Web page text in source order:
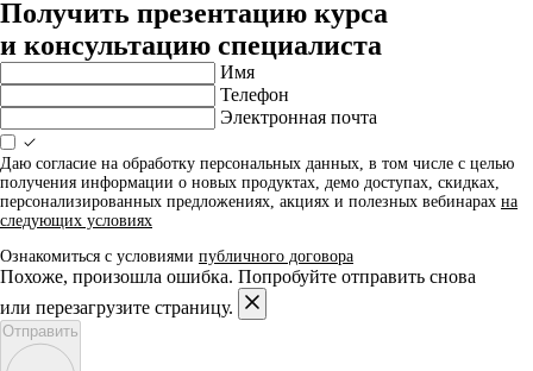
Получить презентацию курса
и консультацию специалиста
Имя
Телефон
Электронная почта
Даю согласие на обработку персональных данных, в том числе с целью
получения информации о новых продуктах, демо доступах, скидках,
персонализированных предложениях, акциях и полезных вебинарах на
следующих условиях
Ознакомиться с условиями публичного договора
Похоже, произошла ошибка. Попробуйте отправить снова
или перезагрузите страницу.
Отправить